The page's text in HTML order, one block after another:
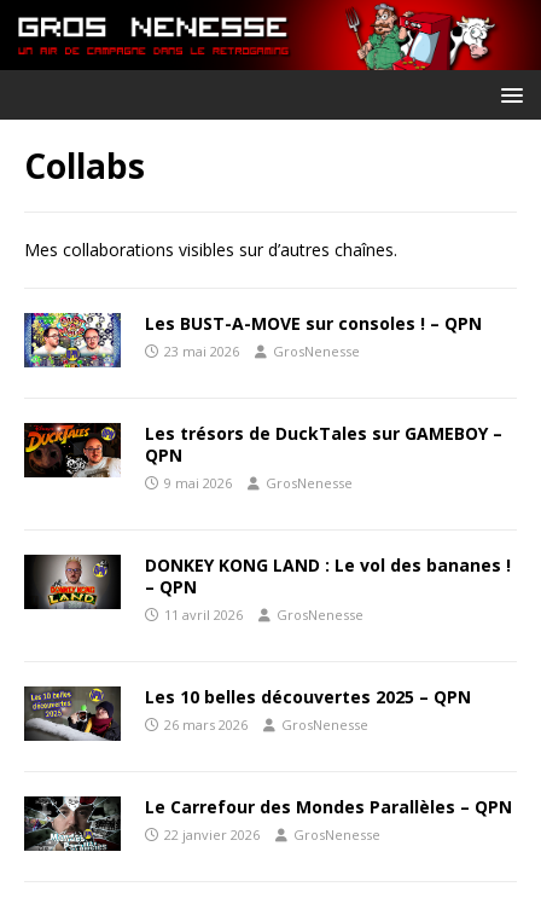
Collabs
Mes collaborations visibles sur d’autres chaînes.
Les BUST-A-MOVE sur consoles ! – QPN
23 mai 2026 GrosNenesse
Les trésors de DuckTales sur GAMEBOY –
QPN
9 mai 2026 GrosNenesse
DONKEY KONG LAND : Le vol des bananes !
– QPN
11 avril 2026 GrosNenesse
Les 10 belles découvertes 2025 – QPN
26 mars 2026 GrosNenesse
Le Carrefour des Mondes Parallèles – QPN
22 janvier 2026 GrosNenesse